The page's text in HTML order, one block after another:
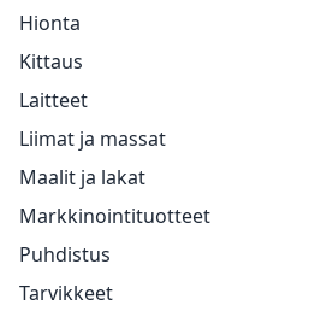
Hionta
Kittaus
Laitteet
Liimat ja massat
Maalit ja lakat
Markkinointituotteet
Puhdistus
Tarvikkeet